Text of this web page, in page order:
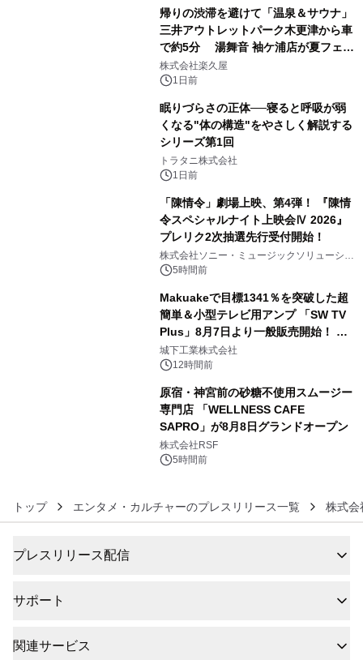
帰りの渋滞を避けて「温泉＆サウナ」
三井アウトレットパーク木更津から車
で約5分 湯舞音 袖ケ浦店が夏フェア
メニューを提供
株式会社楽久屋
1日前
眠りづらさの正体──寝ると呼吸が弱
くなる"体の構造"をやさしく解説する
シリーズ第1回
トラタニ株式会社
1日前
「陳情令」劇場上映、第4弾！ 『陳情
令スペシャルナイト上映会Ⅳ 2026』
プレリク2次抽選先行受付開始！
株式会社ソニー・ミュージックソリューショ
ンズ5時間前
Makuakeで目標1341％を突破した超
簡単＆小型テレビ用アンプ 「SW TV
Plus」8月7日より一般販売開始！ ケ
ーブル1本つなぐだけ、テレビの音が
ぐっと豊かに
城下工業株式会社
12時間前
原宿・神宮前の砂糖不使用スムージー
専門店 「WELLNESS CAFE
SAPRO」が8月8日グランドオープン
株式会社RSF
5時間前
トップ エンタメ・カルチャーのプレスリリース一覧 株式
プレスリリース配信
サポート
関連サービス